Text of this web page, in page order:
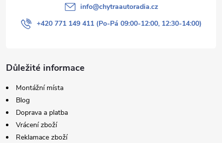
info@chytraautoradia.cz
+420 771 149 411 (Po-Pá 09:00-12:00, 12:30-14:00)
Důležité informace
Montážní místa
Blog
Doprava a platba
Vrácení zboží
Reklamace zboží